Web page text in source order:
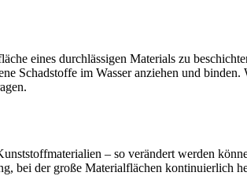
eines durchlässigen Materials zu
Schadstoffe im Wasser anziehen und
– so verändert werden
bei der große Materialflächen kontinuierlich